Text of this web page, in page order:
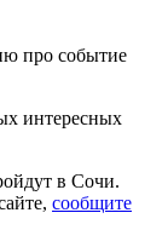
про событие
интересных
в Сочи.
сообщите